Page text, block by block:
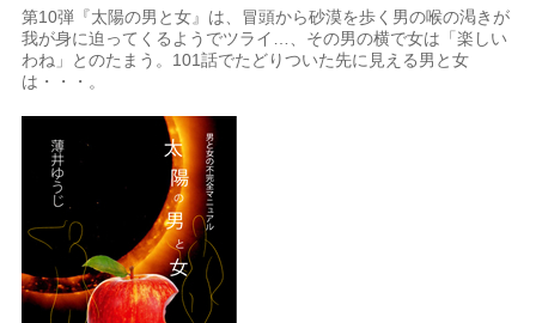
第10弾『太陽の男と女』は、冒頭から砂漠を歩く男の喉の渇きが
我が身に迫ってくるようでツライ…、その男の横で女は「楽しい
わね」とのたまう。101話でたどりついた先に見える男と女
は・・・。